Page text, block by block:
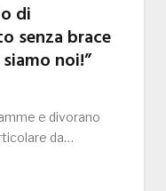
di
senza brace
noi!”
e divorano
da…